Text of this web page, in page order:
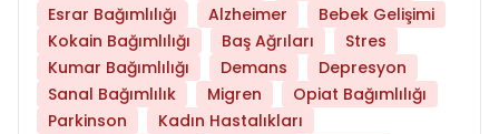
Esrar Bağımlılığı
Alzheimer
Bebek Gelişimi
Kokain Bağımlılığı
Baş Ağrıları
Stres
Kumar Bağımlılığı
Demans
Depresyon
Sanal Bağımlılık
Migren
Opiat Bağımlılığı
Parkinson
Kadın Hastalıkları